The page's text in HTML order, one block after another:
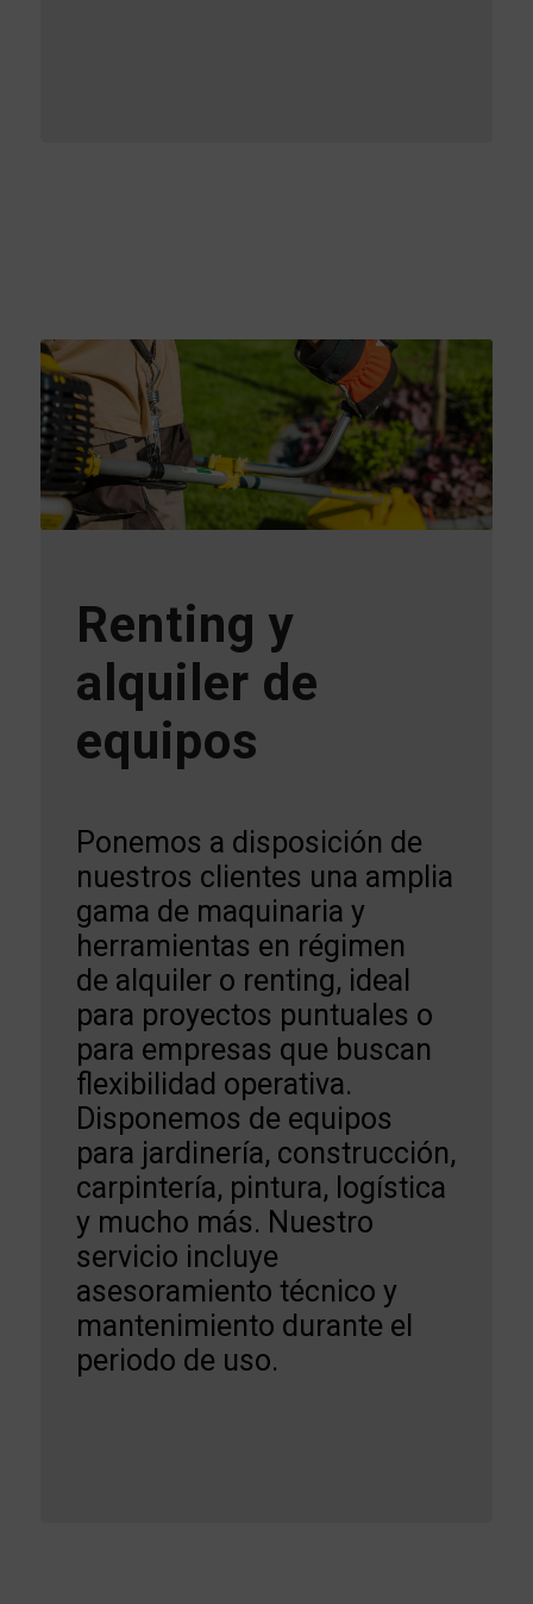
Renting y
alquiler de
equipos
Ponemos a disposición de
nuestros clientes una amplia
gama de maquinaria y
herramientas en régimen
de alquiler o renting, ideal
para proyectos puntuales o
para empresas que buscan
flexibilidad operativa.
Disponemos de equipos
para jardinería, construcción,
carpintería, pintura, logística
y mucho más. Nuestro
servicio incluye
asesoramiento técnico y
mantenimiento durante el
periodo de uso.